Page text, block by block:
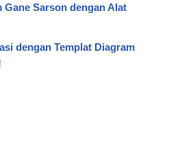
Gane Sarson dengan Alat
dengan Templat Diagram